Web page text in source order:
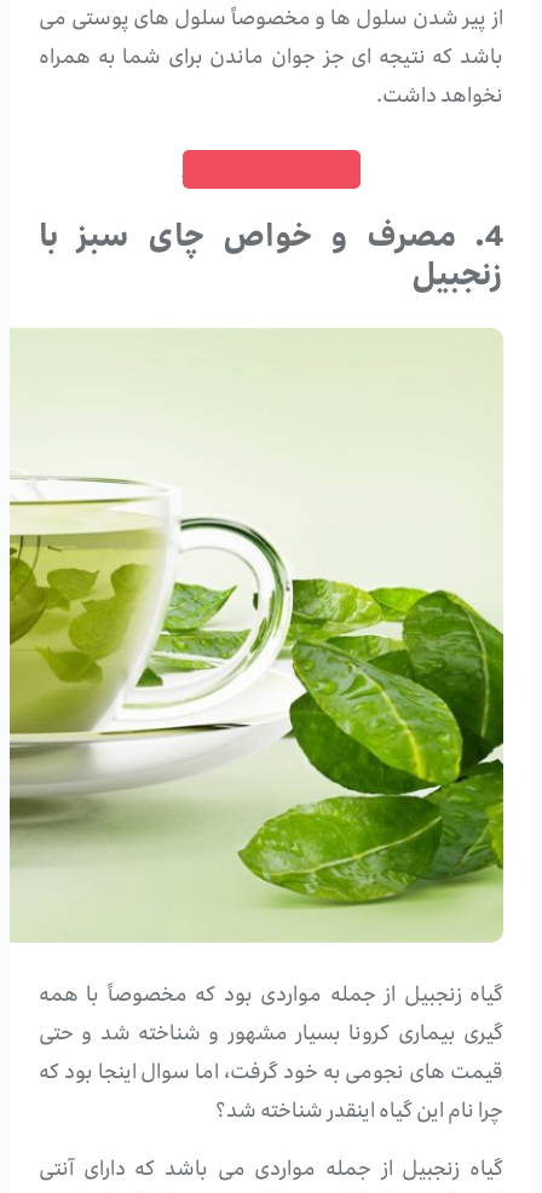
از پیر شدن سلول ها و مخصوصاً سلول های پوستی می
باشد که نتیجه ای جز جوان ماندن برای شما به همراه
نخواهد داشت.
خرید چای ماسالا
4. مصرف و خواص چای سبز با
زنجبیل
گیاه زنجبیل از جمله مواردی بود که مخصوصاً با همه
گیری بیماری کرونا بسیار مشهور و شناخته شد و حتی
قیمت های نجومی به خود گرفت، اما سوال اینجا بود که
چرا نام این گیاه اینقدر شناخته شد؟
گیاه زنجبیل از جمله مواردی می باشد که دارای آنتی